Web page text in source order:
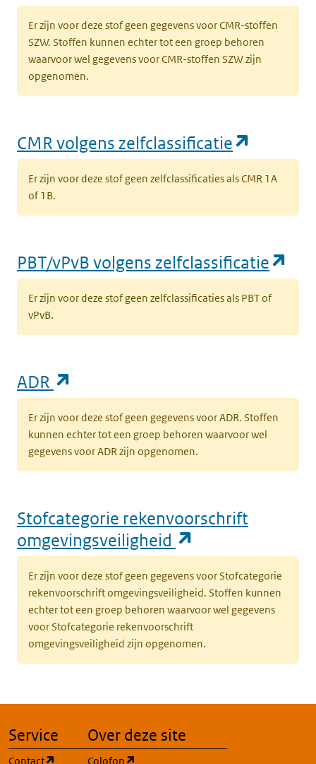
Er zijn voor deze stof geen gegevens voor CMR-stoffen
SZW. Stoffen kunnen echter tot een groep behoren
waarvoor wel gegevens voor CMR-stoffen SZW zijn
opgenomen.
CMR volgens zelfclassificatie
Er zijn voor deze stof geen zelfclassificaties als CMR 1A
of 1B.
PBT/vPvB volgens zelfclassificatie
Er zijn voor deze stof geen zelfclassificaties als PBT of
vPvB.
ADR
Er zijn voor deze stof geen gegevens voor ADR. Stoffen
kunnen echter tot een groep behoren waarvoor wel
gegevens voor ADR zijn opgenomen.
Stofcategorie rekenvoorschrift
omgevingsveiligheid
Er zijn voor deze stof geen gegevens voor Stofcategorie
rekenvoorschrift omgevingsveiligheid. Stoffen kunnen
echter tot een groep behoren waarvoor wel gegevens
voor Stofcategorie rekenvoorschrift
omgevingsveiligheid zijn opgenomen.
Service
Contact (opent in een nieuw tabblad)
Over deze site
Colofon